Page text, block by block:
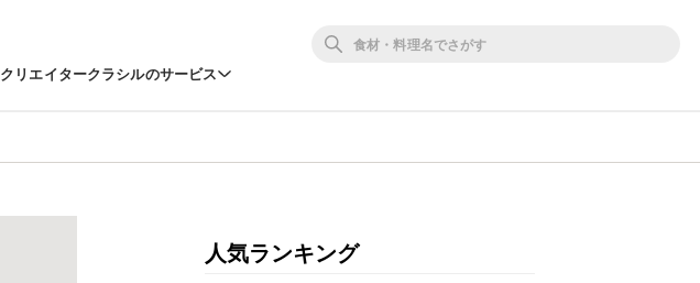
クリエイタークラシルのサービス
人気ランキング